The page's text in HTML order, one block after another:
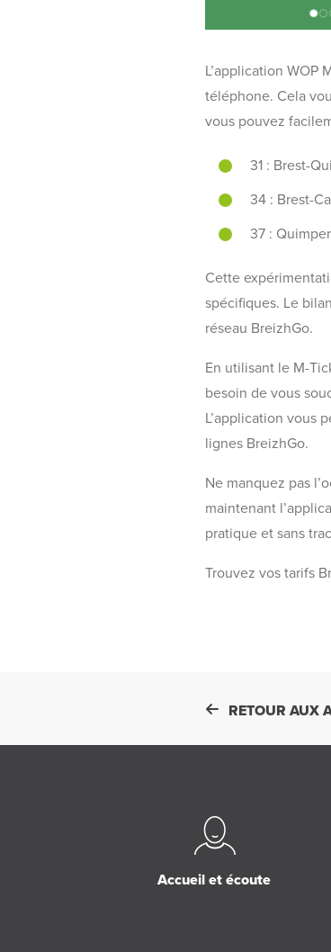
L’application
téléphone. Cela
vous pouvez
31 : Brest-
34 : Brest-
37 :
Cette
spécifiques. Le
réseau BreizhGo.
En utilisant le M-
besoin de vous
L’application vous
lignes BreizhGo.
Ne manquez pas
maintenant
pratique et sans
Trouvez vos tarifs
RETOUR AUX
Accueil et écoute